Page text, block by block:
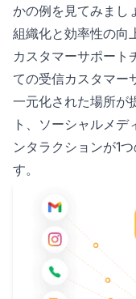
かの例を見てみまし
組織化と効率性の向
カスタマーサポート
ての受信カスタマー
一元化された場所が
ト、ソーシャルメ
ンタラクションが1
す。